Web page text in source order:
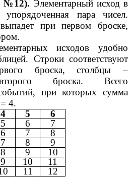
№12). Элементарный исход в
пара чисел.
при первом броске,
исходов удобно
Строки соответствуют
броска, столбцы –
броска. Всего
при которых сумма
= 4.
4 5
6
5 6
7
6 7
8
7 8
9
8 9
10
9 10
11
11
12